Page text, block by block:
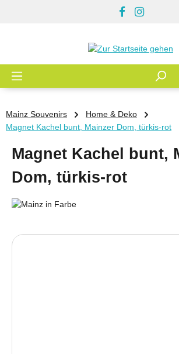
Mainz Souvenirs
Home & Deko
Magnet Kachel bunt, Mainzer Dom, türkis-rot
Magnet Kachel bunt,
Dom, türkis-rot
Bildergalerie überspringen